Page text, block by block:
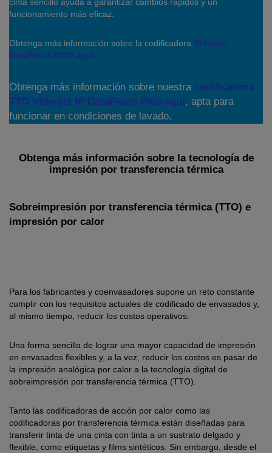
funcionamiento más eficaz.
Obtenga más información sobre la codificadora Videojet
DataFlex® 6230 aquí.
Obtenga más información sobre nuestracodificadora
TTO Videojet IP DataFlex® Plus aquí, apta para
funcionar en condiciones de lavado.
Obtenga más información sobre la tecnología de
impresión por transferencia térmica
Sobreimpresión por transferencia térmica (TTO) e
impresión por calor
Para los fabricantes y coenvasadores supone un reto constante
cumplir con los requisitos actuales de codificado de envasados y,
al mismo tiempo, reducir los costos operativos.
Una forma sencilla de lograr una mayor capacidad de impresión
en envasados flexibles y, a la vez, reducir los costos es pasar de
la impresión analógica por calor a la tecnología digital de
sobreimpresión por transferencia térmica (TTO).
Tanto las codificadoras de acción por calor como las
codificadoras por transferencia térmica están diseñadas para
transferir tinta de una cinta con tinta a un sustrato delgado y
flexible, como etiquetas y films sintéticos. Sin embargo, desde el